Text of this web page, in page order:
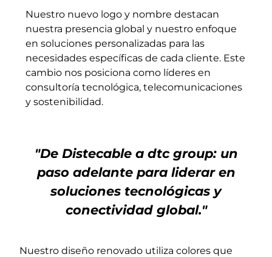
Nuestro nuevo logo y nombre destacan
nuestra presencia global y nuestro enfoque
en soluciones personalizadas para las
necesidades específicas de cada cliente. Este
cambio nos posiciona como líderes en
consultoría tecnológica, telecomunicaciones
y sostenibilidad.
"De Distecable a dtc group: un
paso adelante para liderar en
soluciones tecnológicas y
conectividad global."
Nuestro diseño renovado utiliza colores que